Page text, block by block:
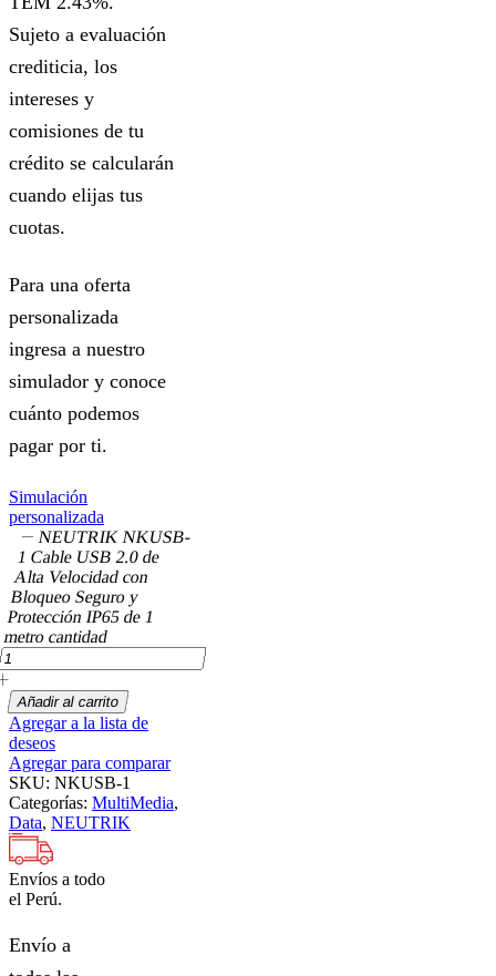
Sujeto a evaluación
crediticia, los
intereses y
comisiones de tu
crédito se calcularán
cuando elijas tus
cuotas.
Para una oferta
personalizada
ingresa a nuestro
simulador y conoce
cuánto podemos
pagar por ti.
Simulación
personalizada
NEUTRIK NKUSB-
1 Cable USB 2.0 de
Alta Velocidad con
Bloqueo Seguro y
Protección IP65 de 1
metro cantidad
Añadir al carrito
Agregar a la lista de
deseos
Agregar para comparar
SKU: NKUSB-1
Categorías: MultiMedia,
Data, NEUTRIK
Envíos a todo
el Perú.
Envío a